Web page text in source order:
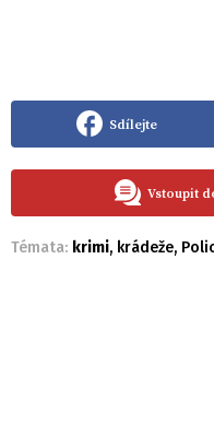
Sdílejte
Vstoupit
Témata: krimi, krádeže,